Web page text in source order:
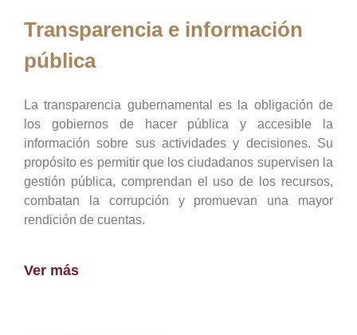
Transparencia e información
pública
La transparencia gubernamental es la obligación de
los gobiernos de hacer pública y accesible la
información sobre sus actividades y decisiones. Su
propósito es permitir que los ciudadanos supervisen la
gestión pública, comprendan el uso de los recursos,
combatan la corrupción y promuevan una mayor
rendición de cuentas.
Ver más